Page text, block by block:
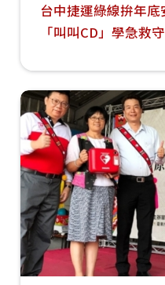
台中捷運綠線拚年
「叫叫CD」學急救